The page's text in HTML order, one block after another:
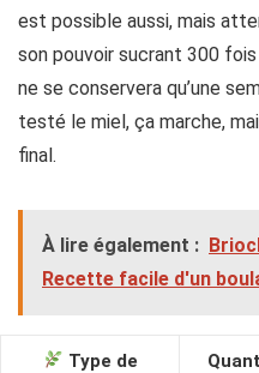
est possible aussi, mais
son pouvoir sucrant 300
ne se conservera qu’une
testé le miel, ça marche,
final.
À lire également :
Recette facile d'un
Type de